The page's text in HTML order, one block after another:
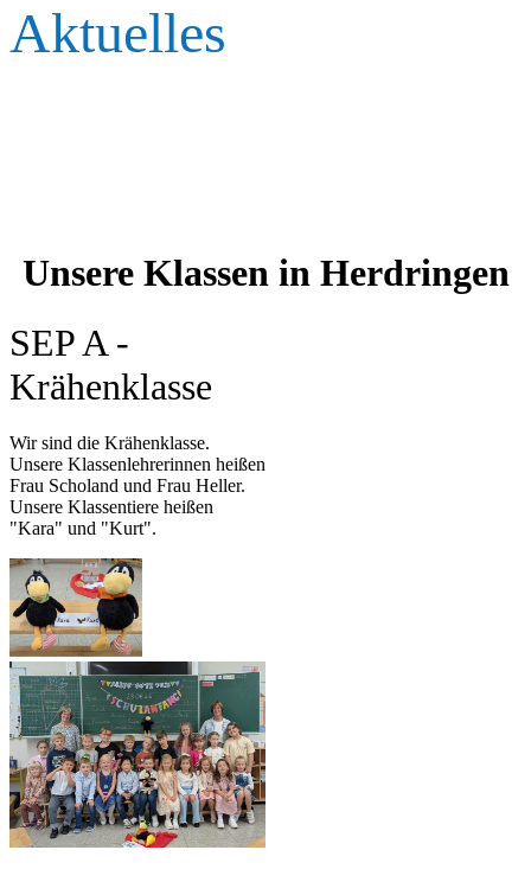
Aktuelles
Unsere Klassen in Herdringen
SEP A -
Krähenklasse
Wir sind die Krähenklasse.
Unsere Klassenlehrerinnen heißen
Frau Scholand und Frau Heller.
Unsere Klassentiere heißen
"Kara" und "Kurt".